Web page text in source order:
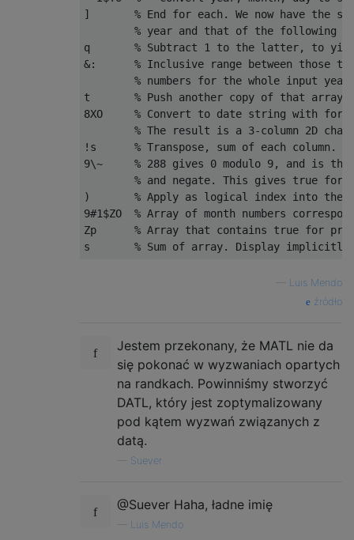
]       % End for each. We now have the
% year and that of the following
q       % Subtract 1 to the latter, to yield
&:      % Inclusive range between those
        % numbers for the whole input year
t       % Push another copy of that array
8XO     % Convert to date string with
% The result is a 3-column 2D
!s      % Transpose, sum of each column.
9\~     % 288 gives 0 modulo 9, and is the
% and negate. This gives true for
)       % Apply as logical index into the
9#1$ZO  % Array of month numbers
Zp      % Array that contains true for
Luis Mendo
źródło
Jestem przekonany, że MATL nie da
się pokonać w wyzwaniach opartych
na randkach. Powinniśmy stworzyć
DATL, który jest zoptymalizowany
pod kątem wyzwań związanych z
datą.
Suever
@Suever Haha, ładne imię
Luis Mendo